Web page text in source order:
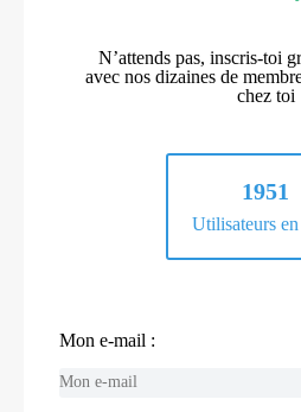
N’attends pas, inscris-toi
avec nos dizaines de
chez toi
1951
Utilisateurs
Mon e-mail :